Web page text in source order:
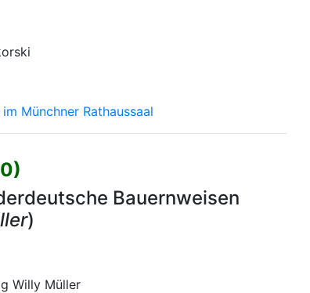
Münchner Rathaussaal
Bauernweisen
)
Willy Müller